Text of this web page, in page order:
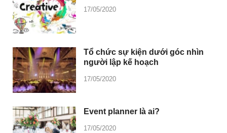
17/05/2020
Tổ chức sự kiện dưới góc nhìn
người lập kế hoạch
17/05/2020
Event planner là ai?
17/05/2020